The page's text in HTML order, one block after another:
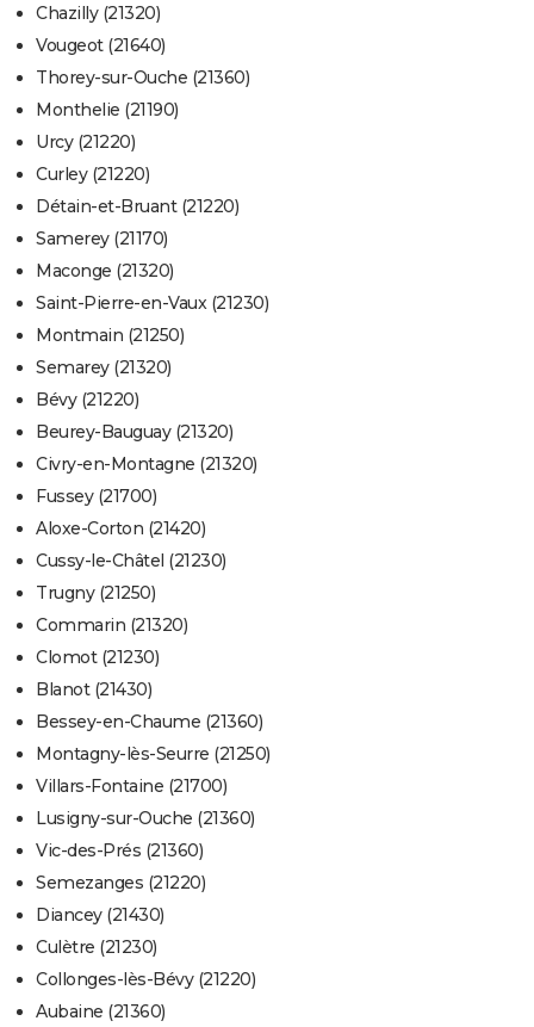
Chazilly (21320)
Vougeot (21640)
Thorey-sur-Ouche (21360)
Monthelie (21190)
Urcy (21220)
Curley (21220)
Détain-et-Bruant (21220)
Samerey (21170)
Maconge (21320)
Saint-Pierre-en-Vaux (21230)
Montmain (21250)
Semarey (21320)
Bévy (21220)
Beurey-Bauguay (21320)
Civry-en-Montagne (21320)
Fussey (21700)
Aloxe-Corton (21420)
Cussy-le-Châtel (21230)
Trugny (21250)
Commarin (21320)
Clomot (21230)
Blanot (21430)
Bessey-en-Chaume (21360)
Montagny-lès-Seurre (21250)
Villars-Fontaine (21700)
Lusigny-sur-Ouche (21360)
Vic-des-Prés (21360)
Semezanges (21220)
Diancey (21430)
Culètre (21230)
Collonges-lès-Bévy (21220)
Aubaine (21360)